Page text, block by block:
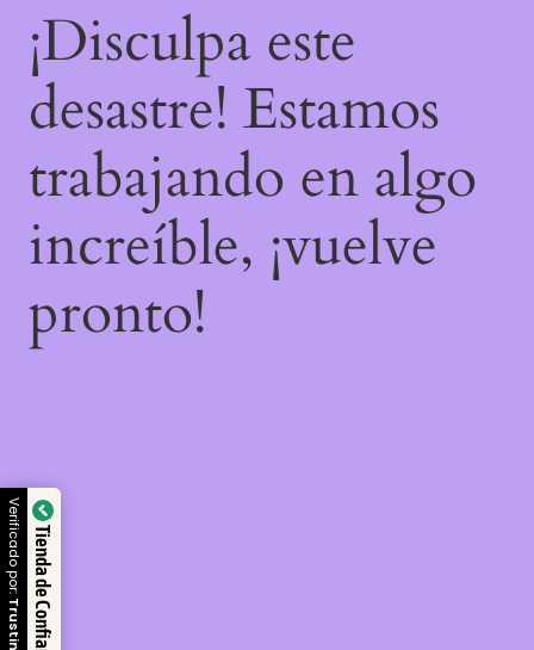
¡Disculpa este
desastre! Estamos
trabajando en algo
increíble, ¡vuelve
pronto!
Tienda de Confianza
Verificado por: